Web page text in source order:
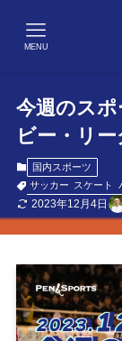
MENU
今週のス
ビー・リ
国内スポーツ
サッカー スケート
2023年12月4日